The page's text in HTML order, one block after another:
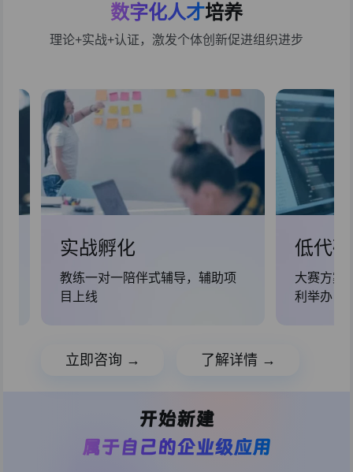
数字化人才培养
理论+实战+认证，激发个体创新促进组织进步
实战孵化
教练一对一陪伴式辅导，辅助项
目上线
低代
大赛方案
利举办
立即咨询 → 了解详情 →
开始新建
属于自己的企业级应用